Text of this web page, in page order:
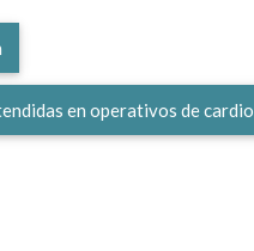
en operativos de